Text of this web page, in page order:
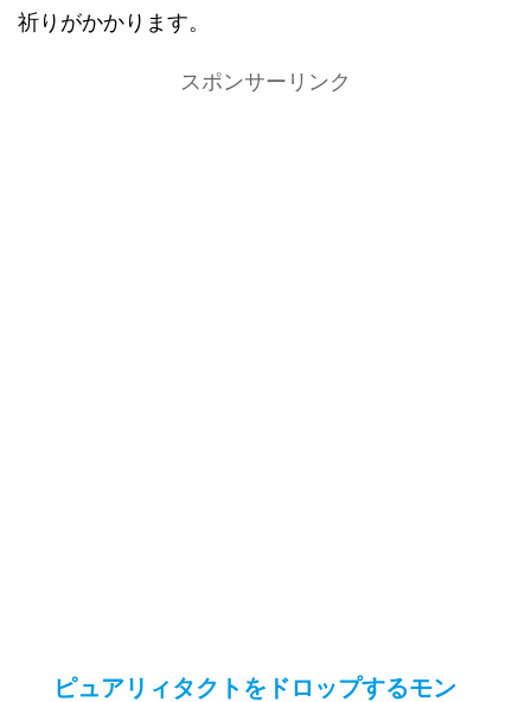
祈りがかかります。
スポンサーリンク
ピュアリィタクトをドロップするモン